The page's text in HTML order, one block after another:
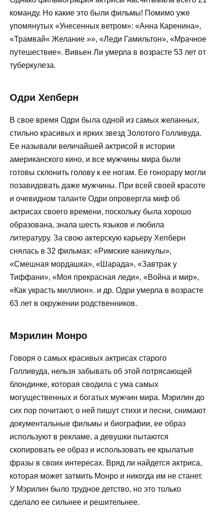
команду. Но какие это были фильмы! Помимо уже
упомянутых «Унесенных ветром»: «Анна Каренина»,
«Трамвай« Желание »», «Леди Гамильтон», «Мрачное
путешествие». Вивьен Ли умерла в возрасте 53 лет от
туберкулеза.
Одри Хепберн
В свое время Одри была одной из самых желанных,
стильно красивых и ярких звезд Золотого Голливуда.
Ее называли величайшей актрисой в истории
американского кино, и все мужчины мира были
готовы склонить голову к ее ногам. Ее гонорару могли
позавидовать даже мужчины. При всей своей красоте
и очевидном таланте Одри опровергла миф об
актрисах своего времени, поскольку была хорошо
образована, знала шесть языков и любила
литературу. За свою актерскую карьеру Хепберн
снялась в 32 фильмах: «Римские каникулы»,
«Смешная мордашка», «Шарада», «Завтрак у
Тиффани», «Моя прекрасная леди», «Война и мир»,
«Как украсть миллион». и др. Одри умерла в возрасте
63 лет в окружении родственников.
Мэрилин Монро
Говоря о самых красивых актрисах старого
Голливуда, нельзя забывать об этой потрясающей
блондинке, которая сводила с ума самых
могущественных и богатых мужчин мира. Мэрилин до
сих пор почитают, о ней пишут стихи и песни, снимают
документальные фильмы и биографии, ее образ
используют в рекламе, а девушки пытаются
скопировать ее образ и использовать ее крылатые
фразы в своих интересах. Вряд ли найдется актриса,
которая может затмить Монро и никогда им не станет.
У Мэрилин было трудное детство, но это только
сделало ее сильнее и решительнее.